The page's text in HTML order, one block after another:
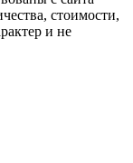
стоимости,
и не